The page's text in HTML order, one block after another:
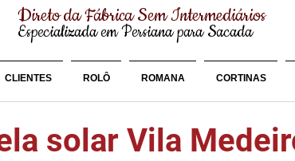
Direto da Fábrica Sem Intermediários
Especializada em Persiana para Sacada
CLIENTES ROLÔ ROMANA CORTINAS
solar Vila